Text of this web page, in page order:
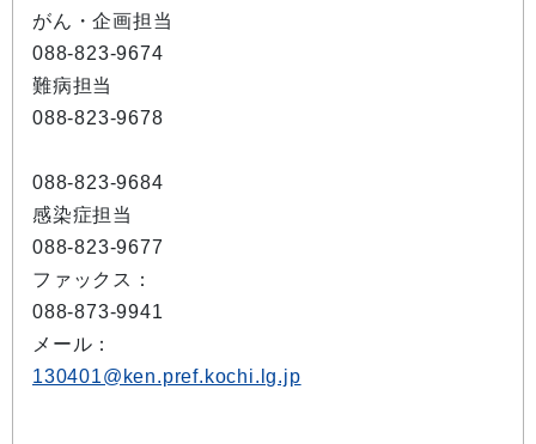
がん・企画担当
088-823-9674
難病担当
088-823-9678
088-823-9684
感染症担当
088-823-9677
ファックス：
088-873-9941
メール：
130401@ken.pref.kochi.lg.jp